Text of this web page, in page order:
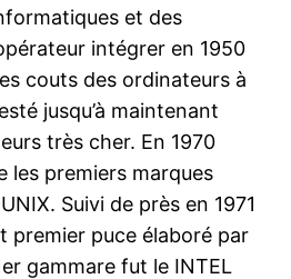
et des
intégrer en 1950
couts des ordinateurs à
jusqu’à maintenant
très cher. En 1970
les premiers marques
Suivi de près en 1971
premier puce élaboré par
gammare fut le INTEL